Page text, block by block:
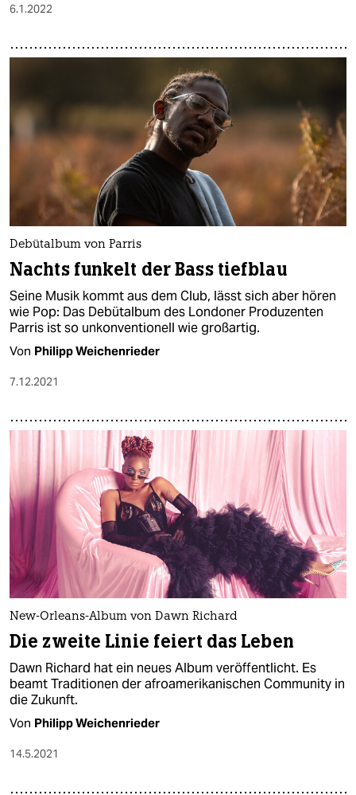
6.1.2022
Debütalbum von Parris
Nachts funkelt der Bass tiefblau
Seine Musik kommt aus dem Club, lässt sich aber hören
wie Pop: Das Debütalbum des Londoner Produzenten
Parris ist so unkonventionell wie großartig.
Von Philipp Weichenrieder
7.12.2021
New-Orleans-Album von Dawn Richard
Die zweite Linie feiert das Leben
Dawn Richard hat ein neues Album veröffentlicht. Es
beamt Traditionen der afroamerikanischen Community in
die Zukunft.
Von Philipp Weichenrieder
14.5.2021